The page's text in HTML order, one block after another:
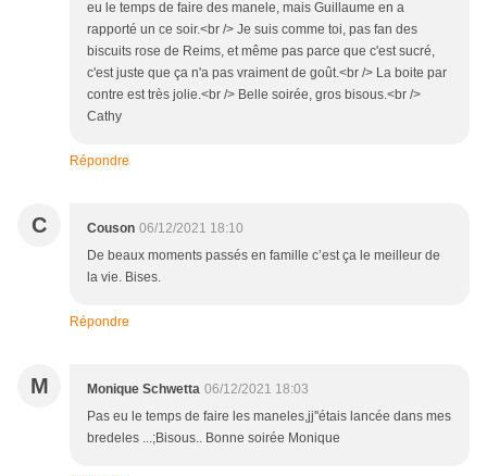
eu le temps de faire des manele, mais Guillaume en a
rapporté un ce soir.<br /> Je suis comme toi, pas fan des
biscuits rose de Reims, et même pas parce que c'est sucré,
c'est juste que ça n'a pas vraiment de goût.<br /> La boite par
contre est très jolie.<br /> Belle soirée, gros bisous.<br />
Cathy
Répondre
C Couson 06/12/2021 18:10
De beaux moments passés en famille c’est ça le meilleur de
la vie. Bises.
Répondre
M Monique Schwetta 06/12/2021 18:03
Pas eu le temps de faire les maneles,jj''étais lancée dans mes
bredeles ...;Bisous.. Bonne soirée Monique